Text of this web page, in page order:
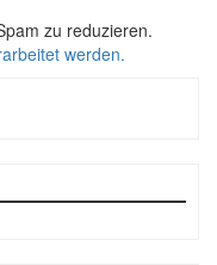
zu reduzieren.
werden.